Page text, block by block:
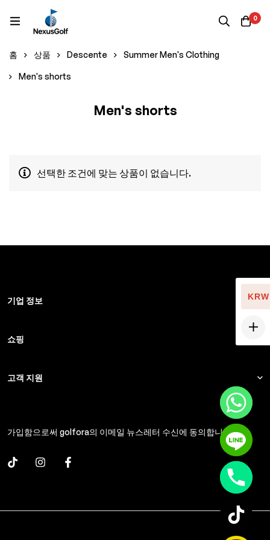
0
홈 상품 Descente Summer Men's Clothing
Men's shorts
Men's shorts
선택한 조건에 맞는 상품이 없습니다.
기업 정보
쇼핑
고객 지원
가입함으로써 golfora의 이메일 뉴스레터 수신에 동의합니다.
KRW